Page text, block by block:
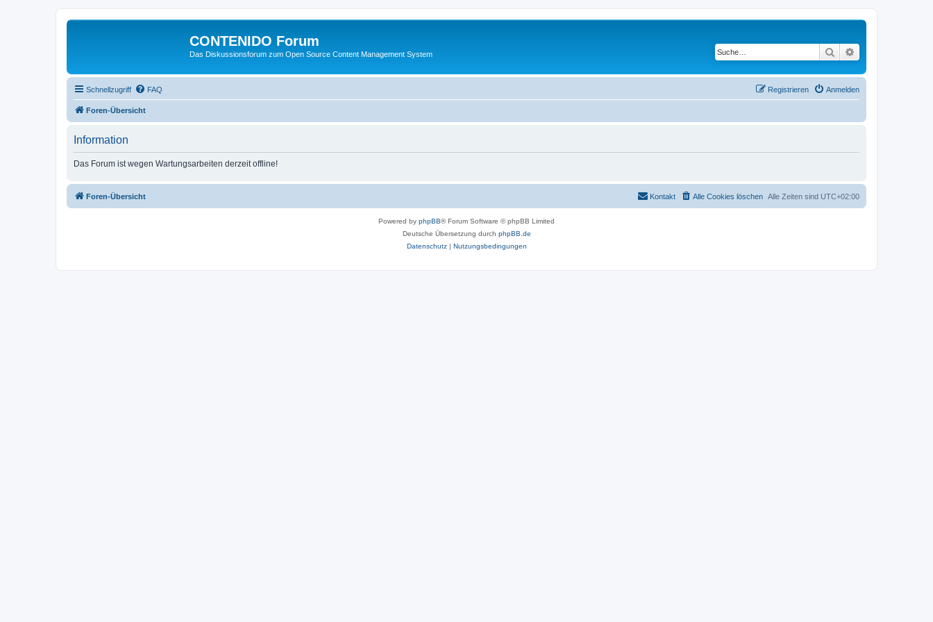
CONTENIDO Forum
Das Diskussionsforum zum Open Source Content Management System Suche
Schnellzugriff FAQ Anmelden
Registrieren
Foren-Übersicht
Information
Das Forum ist wegen Wartungsarbeiten derzeit offline!
Foren-Übersicht Alle Zeiten sind UTC+02:00
Alle Cookies löschen
Kontakt
Powered by phpBB® Forum Software © phpBB Limited
Deutsche Übersetzung durch phpBB.de
Datenschutz| Nutzungsbedingungen